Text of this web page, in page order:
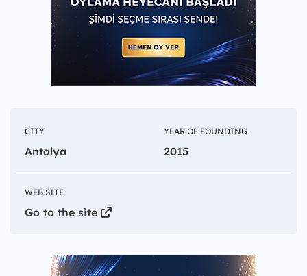
CITY
Antalya
YEAR OF FOUNDING
2015
WEB SITE
Go to the site